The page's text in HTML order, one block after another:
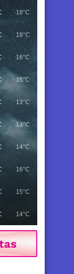
18°C
18°C
16°C
15°C
13°C
13°C
14°C
16°C
15°C
14°C